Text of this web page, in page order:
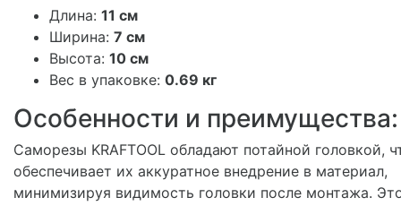
Длина: 11 см
Ширина: 7 см
Высота: 10 см
Вес в упаковке: 0.69 кг
Особенности и преимущества:
Саморезы KRAFTOOL обладают потайной головкой,
обеспечивает их аккуратное внедрение в материал,
минимизируя видимость головки после монтажа.